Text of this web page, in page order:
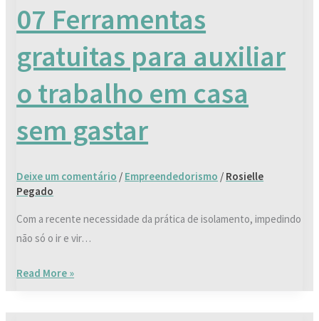
07 Ferramentas
gratuitas para auxiliar
o trabalho em casa
sem gastar
Deixe um comentário / Empreendedorismo / Rosielle
Pegado
Com a recente necessidade da prática de isolamento, impedindo
não só o ir e vir…
gratuitas
para
auxiliar
o
trabalho
em
casa
sem
Read More »